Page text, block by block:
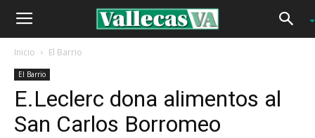
Inicio El Barrio
El Barrio
E.Leclerc dona alimentos al
San Carlos Borromeo